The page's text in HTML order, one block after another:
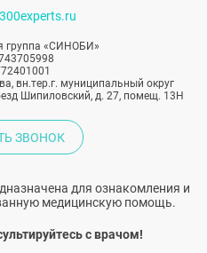
группа «СИНОБИ»
вн.тер.г. муниципальный округ
Шипиловский, д. 27, помещ. 13Н
ЗВОНОК
для ознакомления и
медицинскую помощь.
с врачом!